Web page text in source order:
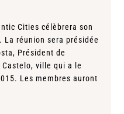
Cities célèbrera son
La réunion sera présidée
Président de
Castelo, ville qui a le
Les membres auront